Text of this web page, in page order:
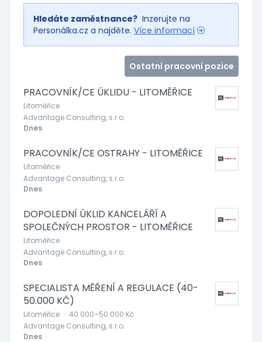
Hledáte zaměstnance? Inzerujte na
Personálka.cz a najděte. Více informací
Ostatní pracovní pozice
PRACOVNÍK/CE ÚKLIDU - LITOMĚŘICE
Litoměřice
Advantage Consulting, s.r.o.
Dnes
PRACOVNÍK/CE OSTRAHY - LITOMĚŘICE
Litoměřice
Advantage Consulting, s.r.o.
Dnes
DOPOLEDNÍ ÚKLID KANCELÁŘÍ A
SPOLEČNÝCH PROSTOR - LITOMĚŘICE
Litoměřice
Advantage Consulting, s.r.o.
Dnes
SPECIALISTA MĚŘENÍ A REGULACE (40-
50.000 KČ)
Litoměřice · 40 000–50 000 Kč
Advantage Consulting, s.r.o.
Dnes